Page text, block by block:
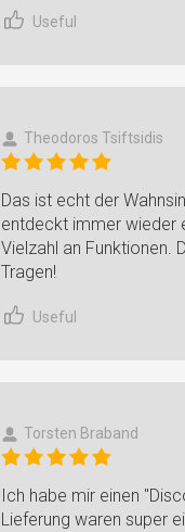
Useful
Theodoros Tsiftsidis
Das ist echt der
entdeckt immer wieder
Vielzahl an Funktionen.
Tragen!
Useful
Torsten Braband
Ich habe mir einen
Lieferung waren super